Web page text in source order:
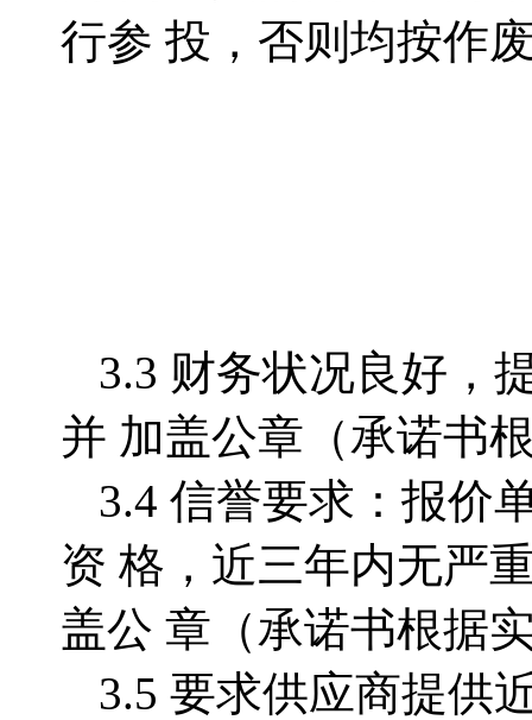
行参 投，否则均按作
3.3 财务状况良好，
并 加盖公章（承诺书
3.4 信誉要求：报价
资格，近三年内无严
盖公 章（承诺书根据
3.5要求供应商提供